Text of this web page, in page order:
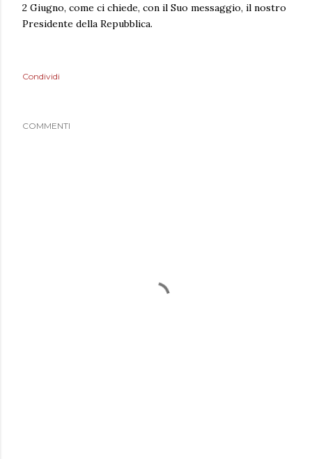
2 Giugno, come ci chiede, con il Suo messaggio, il nostro
Presidente della Repubblica.
Condividi
COMMENTI